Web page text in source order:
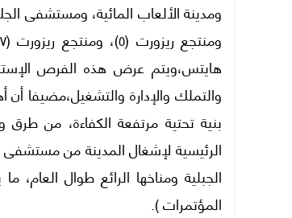
ومدينة الألعاب المائية، ومستشفى
هايتس،ويتم عرض هذه الفرص
والتملك والإدارة والتشغيل،مضيفا
بنية تحتية مرتفعة الكفاءة، من
الرئيسية لإشغال المدينة من مستشفى
الجبلية ومناخها الرائع طوال العام،
المؤتمرات ).